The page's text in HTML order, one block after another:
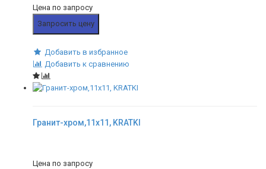
Цена по запросу
Запросить цену
Добавить в избранное
Добавить к сравнению
Гранит-хром,11x11, KRATKI
Цена по запросу